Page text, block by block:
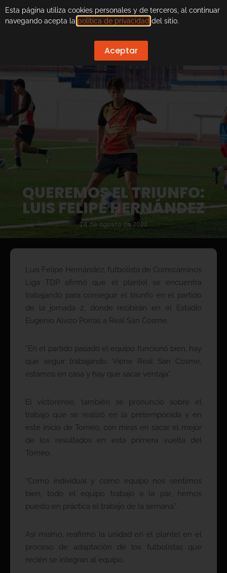
QUEREMOS EL TRIUNFO:
LUIS FELIPE HERNÁNDEZ
24 de agosto de 2022
Luis Felipe Hernández, futbolista de Correcaminos
Liga TDP afirmó que el plantel se encuentra
trabajando para conseguir el triunfo en el partido
de la jornada 2, donde recibirán en el Estadio
Eugenio Alvizo Porras a Real San Cosme.
“En el partido pasado el equipo funcionó bien, hay
que seguir trabajando. Viene Real San Cosme,
estamos en casa y hay que sacar ventaja”.
El victorense, también se pronunció sobre el
trabajo que se realizó en la pretemporada y en
este inicio de Torneo, con miras en sacar el mejor
de los resultados en esta primera vuelta del
Torneo.
“Como individual y como equipo nos sentimos
bien, todo el equipo trabajó a la par, hemos
puesto en práctica el trabajo de la semana”.
Así mismo, reafirmó la unidad en el plantel en el
proceso de adaptación de los futbolistas que
recién se integran al equipo.
Esta página utiliza cookies personales y de terceros, al continuar
navegando acepta la política de privacidad del sitio.
Aceptar